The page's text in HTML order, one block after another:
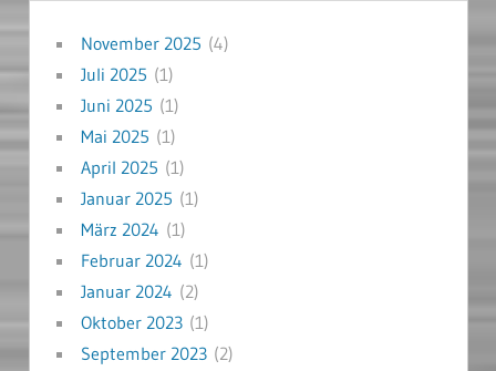
November 2025 (4)
Juli 2025 (1)
Juni 2025 (1)
Mai 2025 (1)
April 2025 (1)
Januar 2025 (1)
März 2024 (1)
Februar 2024 (1)
Januar 2024 (2)
Oktober 2023(1)
September 2023(2)